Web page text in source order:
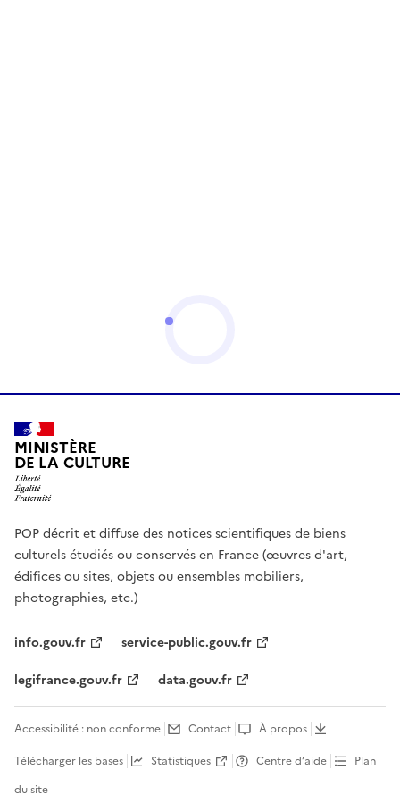
MINISTÈRE
DE LA CULTURE
POP décrit et diffuse des notices scientifiques de biens
culturels étudiés ou conservés en France (œuvres d'art,
édifices ou sites, objets ou ensembles mobiliers,
photographies, etc.)
info.gouv.fr
service-public.gouv.fr
legifrance.gouv.fr
data.gouv.fr
Accessibilité : non conforme Contact
À propos
Télécharger les bases
Statistiques Centre d’aide
Plan
du site